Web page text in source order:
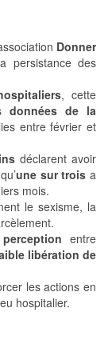
Donner
persistance des
, cette
données de la
entre février et
déclarent avoir
une sur trois a
mois.
le sexisme, la
entre
libération de
les actions en
hospitalier.